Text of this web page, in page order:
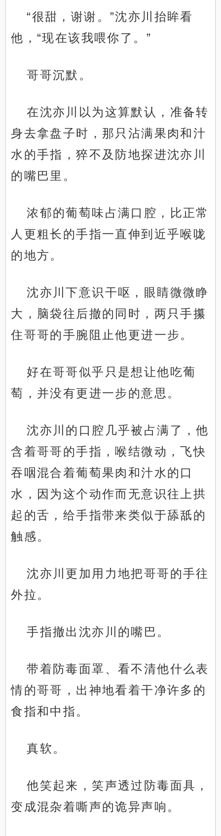
“很甜，谢谢。”沈亦川抬眸看
他，“现在该我喂你了。”
哥哥沉默。
在沈亦川以为这算默认，准备转
身去拿盘子时，那只沾满果肉和汁
水的手指，猝不及防地探进沈亦川
的嘴巴里。
浓郁的葡萄味占满口腔，比正常
人更粗长的手指一直伸到近乎喉咙
的地方。
沈亦川下意识干呕，眼睛微微睁
大，脑袋往后撤的同时，两只手攥
住哥哥的手腕阻止他更进一步。
好在哥哥似乎只是想让他吃葡
萄，并没有更进一步的意思。
沈亦川的口腔几乎被占满了，他
含着哥哥的手指，喉结微动，飞快
吞咽混合着葡萄果肉和汁水的口
水，因为这个动作而无意识往上拱
起的舌，给手指带来类似于舔舐的
触感。
沈亦川更加用力地把哥哥的手往
外拉。
手指撤出沈亦川的嘴巴。
带着防毒面罩、看不清他什么表
情的哥哥，出神地看着干净许多的
食指和中指。
真软。
他笑起来，笑声透过防毒面具，
变成混杂着嘶声的诡异声响。